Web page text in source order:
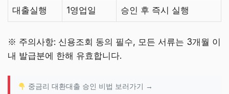
대출실행 1영업일 승인 후 즉시 실행
※ 주의사항: 신용조회 동의 필수, 모든 서류는 3개월 이
내 발급분에 한해 유효합니다.
중금리 대환대출 승인 비법 보러가기 →